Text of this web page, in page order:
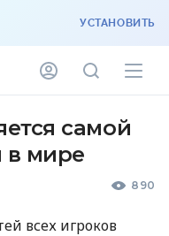
УСТАНОВИТЬ
самой
в мире
890
всех игроков